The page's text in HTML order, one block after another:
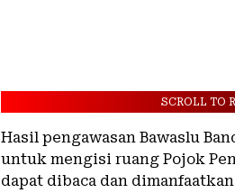
SCROLL TO
Hasil pengawasan Bawaslu
untuk mengisi ruang Pojok
dapat dibaca dan